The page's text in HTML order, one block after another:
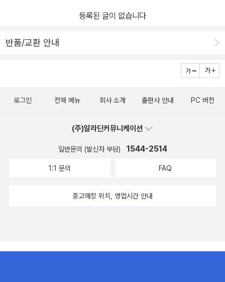
등록된 글이 없습니다
반품/교환 안내
로그인 전체 메뉴 회사 소개 출판사 안내 PC 버전
(주)알라딘커뮤니케이션
일반문의 (발신자 부담) 1544-2514
1:1 문의 FAQ
중고매장 위치, 영업시간 안내